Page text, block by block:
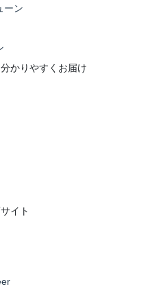
ーン
かりやすくお届け
イト